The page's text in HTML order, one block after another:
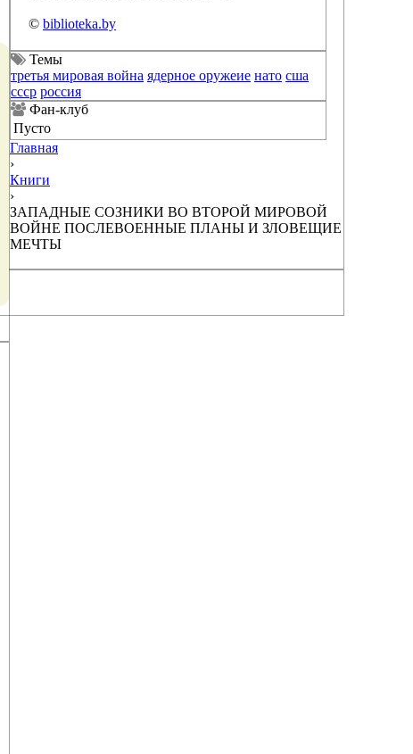
© biblioteka.by
Темы
третья мировая война ядерное оружеие нато сша
ссср россия
Фан-клуб
Пусто
Главная
›
Книги
›
ЗАПАДНЫЕ СОЗНИКИ ВО ВТОРОЙ МИРОВОЙ
ВОЙНЕ ПОСЛЕВОЕННЫЕ ПЛАНЫ И ЗЛОВЕЩИЕ
МЕЧТЫ